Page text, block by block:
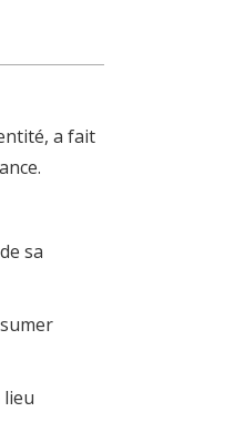
a fait
sa
lieu